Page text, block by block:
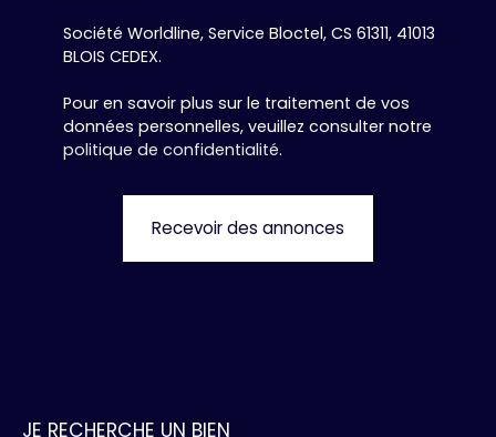
Société Worldline, Service Bloctel, CS 61311, 41013
BLOIS CEDEX.
Pour en savoir plus sur le traitement de vos
données personnelles, veuillez consulter notre
politique de confidentialité.
Recevoir des annonces
JE RECHERCHE UN BIEN